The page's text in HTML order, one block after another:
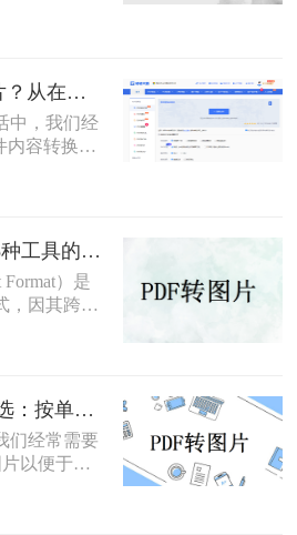
然而，在
的页面或
如制作演示
进其他图
如何转成图
PDF文件转
你轻松完
pdf怎么转换成jpg图片？从在线工具到专业软件，总有一款适合你！
中，我们经
内容转换为
望将一份
，或许是
社交媒体上
。PDF因其
文档分发
截取的特
为一个高
PDF转图片免费用：5种工具的文件限制和输出质量对比！
Format）是
，因其跨平
点而受到
下，我们
辑、分享或
如何免费将
介绍几种免
，并详细
。
PDF转JPG实用方法4选：按单页/多页/批量场景分别推荐！
们经常需要
以便于浏
种文档格